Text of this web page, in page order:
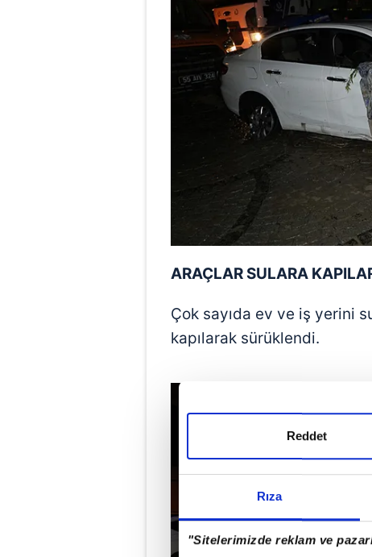
Rıza
"Sitelerimizde reklam ve
Reddet
ARAÇLAR SULARA
Çok sayıda ev ve iş yerini
kapılarak sürüklendi.